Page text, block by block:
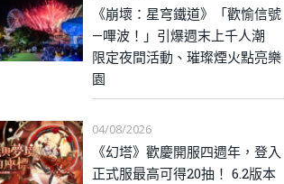
《崩壞：星穹鐵道》「歡愉信號
—嗶波！」引爆週末上千人潮
限定夜間活動、璀璨煙火點亮樂
園
04/08/2026
《幻塔》歡慶開服四週年，登入
正式服最高可得20抽！ 6.2版本